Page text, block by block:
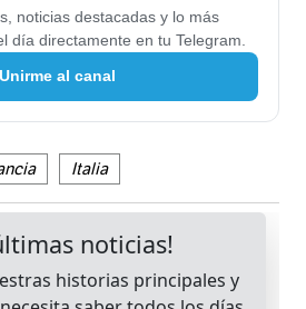
noticias destacadas y lo más
día directamente en tu Telegram.
Unirme al canal
Italia